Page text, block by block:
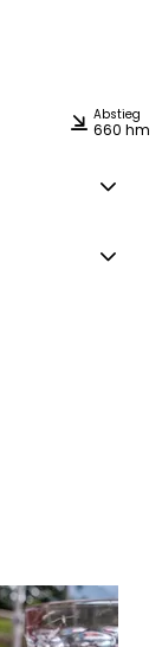
Abstieg
660 hm